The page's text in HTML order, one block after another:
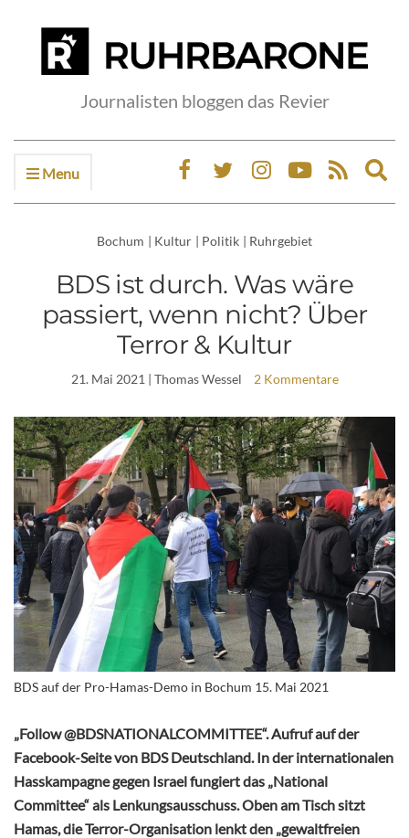
Journalisten bloggen das Revier
Menu
Bochum | Kultur | Politik | Ruhrgebiet
BDS ist durch. Was wäre
passiert, wenn nicht? Über
Terror & Kultur
21. Mai 2021 | Thomas Wessel 2 Kommentare
BDS auf der Pro-Hamas-Demo in Bochum 15. Mai 2021
„Follow @BDSNATIONALCOMMITTEE“. Aufruf auf der
Facebook-Seite von BDS Deutschland. In der internationalen
Hasskampagne gegen Israel fungiert das „National
Committee“ als Lenkungsausschuss. Oben am Tisch sitzt
Hamas, die Terror-Organisation lenkt den „gewaltfreien